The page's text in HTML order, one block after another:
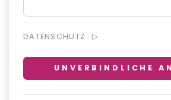
DATENSCHUTZ
UNVERBINDLICHE